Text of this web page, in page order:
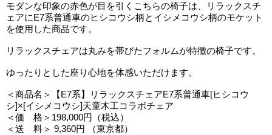
モダンな印象の赤色が目を引くこちらの椅子は、リラックスチ
ェアにE7系普通車のヒシコウシ柄とイシメコウシ柄のモケット
を使用した商品です。
リラックスチェアは丸みを帯びたフォルムが特徴の椅子です。
ゆったりとした座り心地を体感いただけます。
＜商品名＞【E7系】リラックスチェアE7系普通車[ヒシコウ
シ]×[イシメコウシ]天童木工コラボチェア
＜価 格＞198,000円（税込）
＜送 料＞ 9,360円 （東京都）